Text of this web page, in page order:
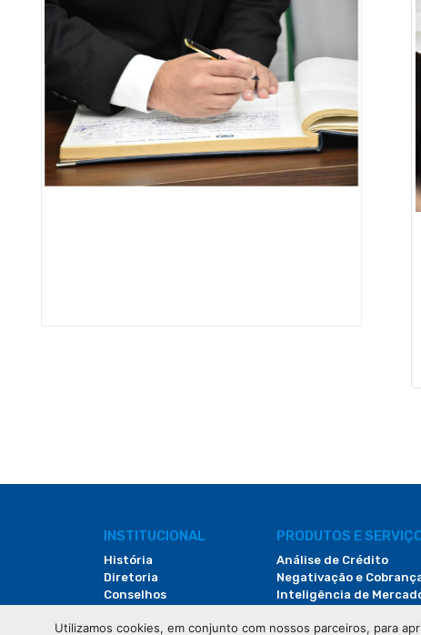
INSTITUCIONAL
História
Diretoria
Conselhos
Notícias
PRODUTOS E
Análise de Crédito
Negativação e
Inteligência de
Valida ID
Utilizamos cookies, em conjunto com nossos parceiros, para